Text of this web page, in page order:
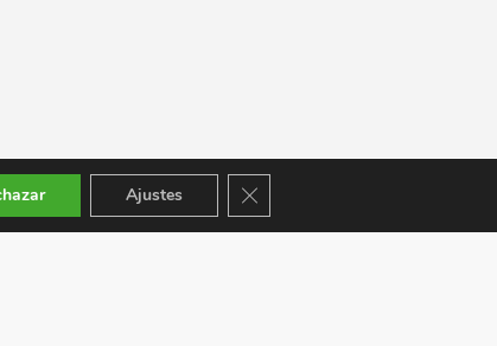
Ajustes Cerrar el banner de cookies RGPD